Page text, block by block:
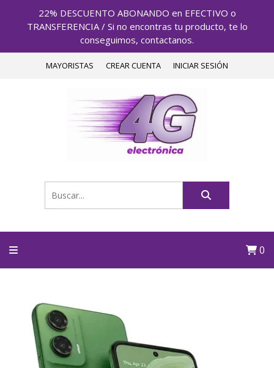
22% DESCUENTO ABONANDO en EFECTIVO o
TRANSFERENCIA / Si no encontras tu producto, te lo
conseguimos, contactanos.
MAYORISTAS CREAR CUENTA INICIAR SESIÓN
0